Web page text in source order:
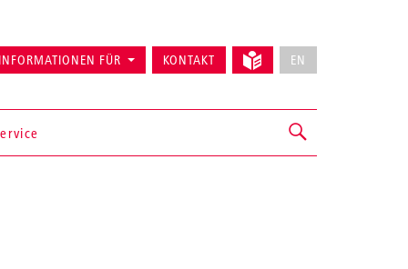
INFORMATIONEN FÜR KONTAKT EN